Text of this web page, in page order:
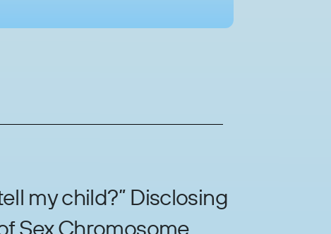
my child?” Disclosing
Sex Chromosome